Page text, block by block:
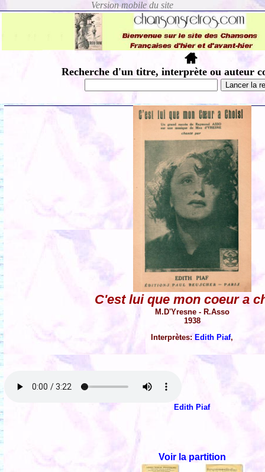
Recherche d'un titre, interprète ou auteur
C'est lui que mon coeur a
M.D'Yresne - R.Asso
1938
Interprètes:Edith Piaf,
Edith Piaf
Voir la partition